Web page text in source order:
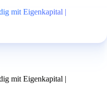
mit Eigenkapital |
mit Eigenkapital |